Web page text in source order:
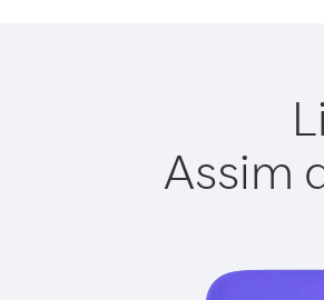
Assim